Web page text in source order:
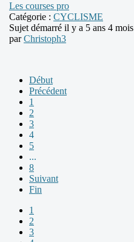
Les courses pro
Catégorie : CYCLISME
Sujet démarré il y a 5 ans 4 mois
parChristoph3
Début
Précédent
1
2
3
4
5
...
8
Suivant
Fin
1
2
3